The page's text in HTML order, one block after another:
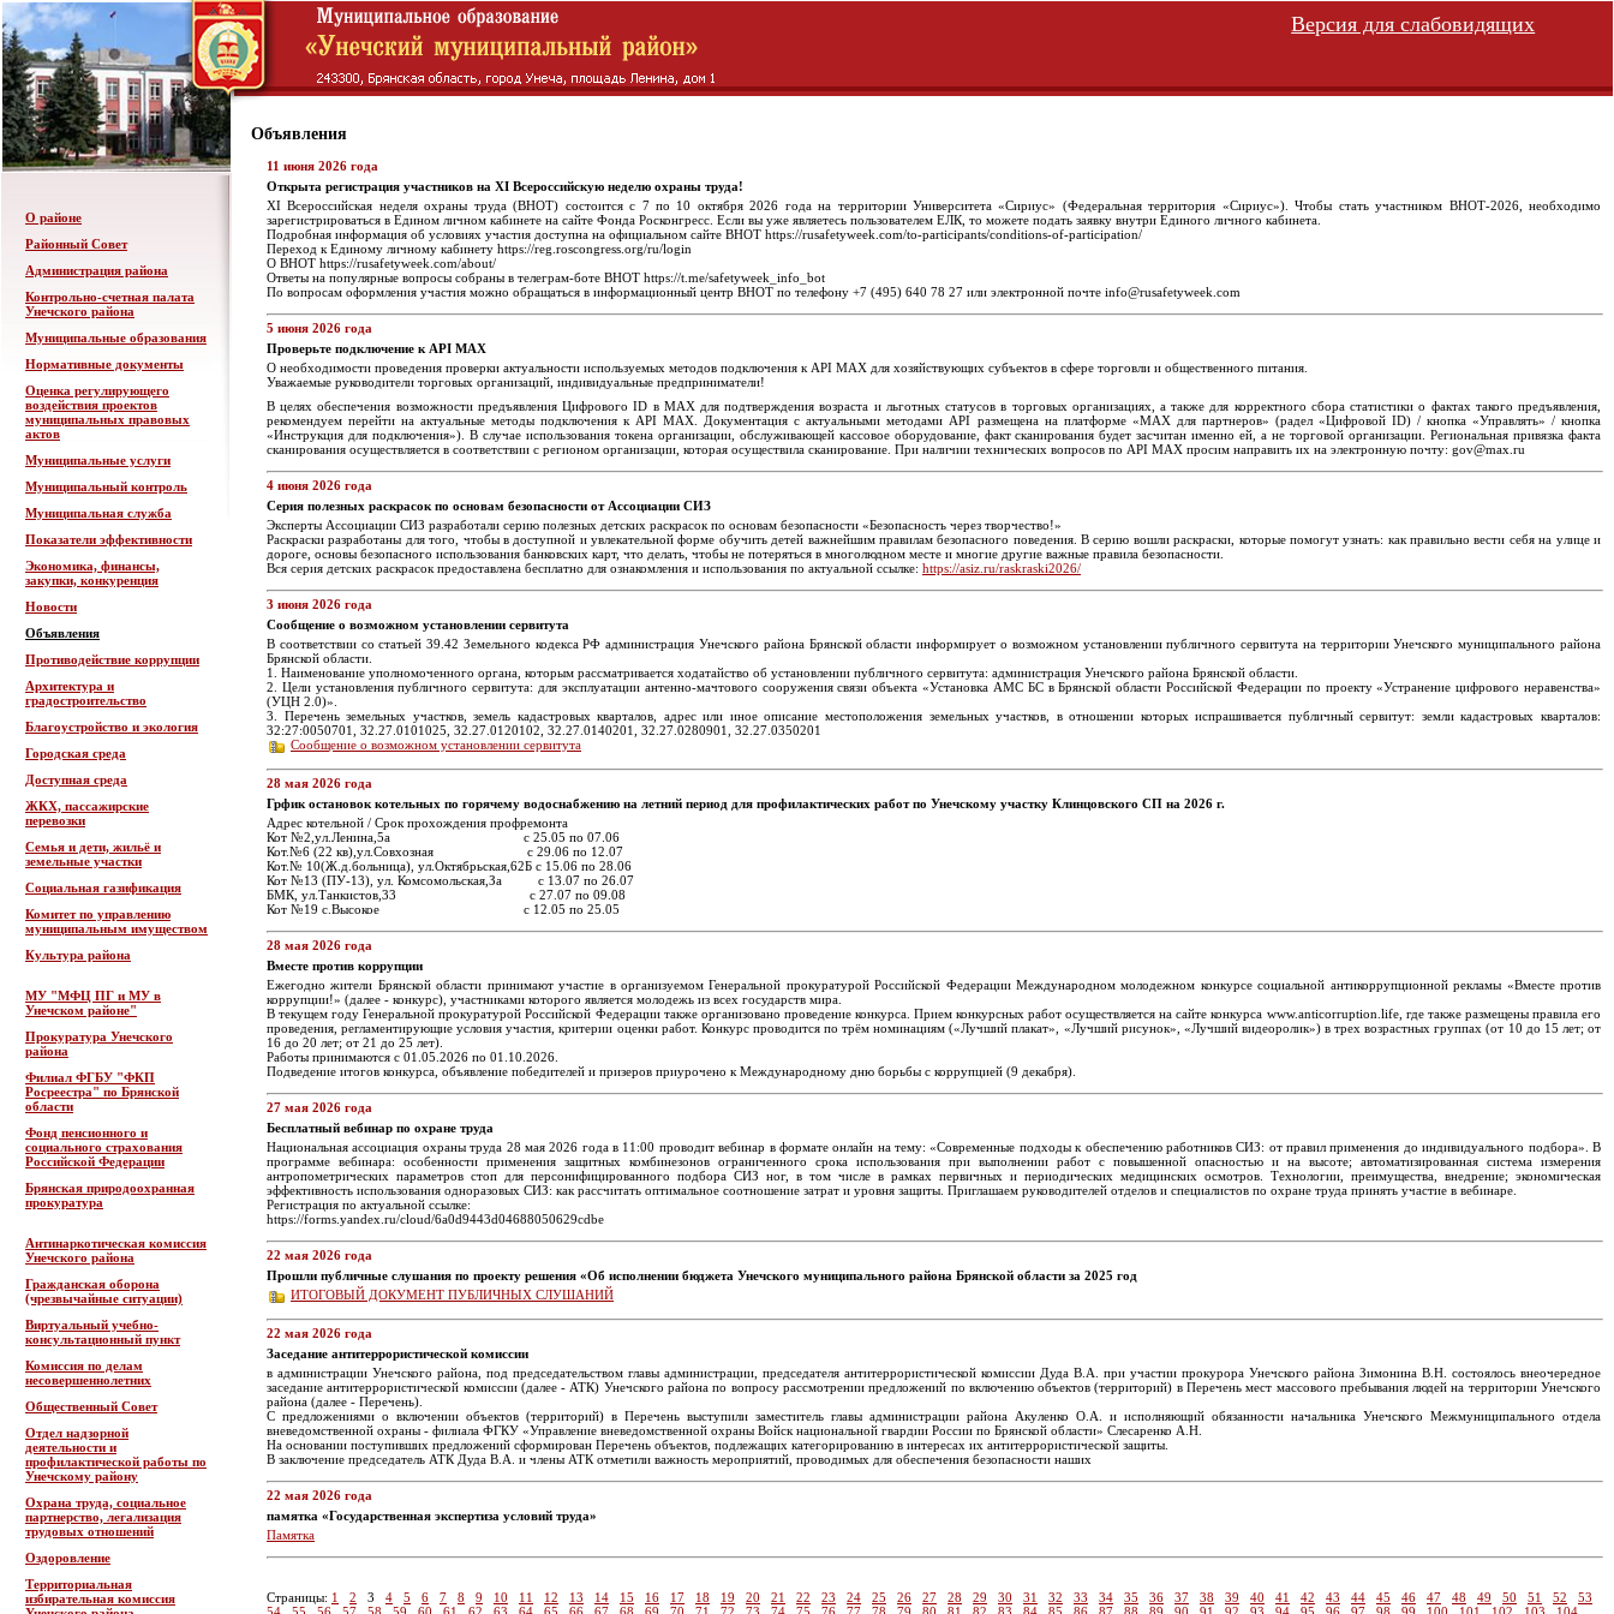
Версия для слабовидящих
О районе
Районный Совет
Администрация района
Контрольно-счетная палата
Унечского района
Муниципальные образования
Нормативные документы
Оценка регулирующего
воздействия проектов
муниципальных правовых
актов
Муниципальные услуги
Муниципальный контроль
Муниципальная служба
Показатели эффективности
Экономика, финансы,
закупки, конкуренция
Новости
Объявления
Противодействие коррупции
Архитектура и
градостроительство
Благоустройство и экология
Городская среда
Доступная среда
ЖКХ, пассажирские
перевозки
Семья и дети, жильё и
земельные участки
Социальная газификация
Комитет по управлению
муниципальным имуществом
Культура района
МУ "МФЦ ПГ и МУ в
Унечском районе"
Прокуратура Унечского
района
Филиал ФГБУ "ФКП
Росреестра" по Брянской
области
Фонд пенсионного и
социального страхования
Российской Федерации
Брянская природоохранная
прокуратура
Антинаркотическая комиссия
Унечского района
Гражданская оборона
(чрезвычайные ситуации)
Виртуальный учебно-
консультационный пункт
Комиссия по делам
несовершеннолетних
Общественный Совет
Отдел надзорной
деятельности и
профилактической работы по
Унечскому району
Охрана труда, социальное
партнерство, легализация
трудовых отношений
Оздоровление
Территориальная
избирательная комиссия
Объявления
11 июня 2026 года
Открыта регистрация участников на XI Всероссийскую неделю охраны труда!
XI Всероссийская неделя охраны труда (ВНОТ) состоится с 7 по 10 октября 2026 года на территории Университета «Сириус» (Федеральная территория «Сириус»). Чтобы стать участником ВНОТ-2026, необходимо
зарегистрироваться в Едином личном кабинете на сайте Фонда Росконгресс. Если вы уже являетесь пользователем ЕЛК, то можете подать заявку внутри Единого личного кабинета.
Подробная информация об условиях участия доступна на официальном сайте ВНОТ https://rusafetyweek.com/to-participants/conditions-of-participation/
Переход к Единому личному кабинету https://reg.roscongress.org/ru/login
О ВНОТ https://rusafetyweek.com/about/
Ответы на популярные вопросы собраны в телеграм-боте ВНОТ https://t.me/safetyweek_info_bot
По вопросам оформления участия можно обращаться в информационный центр ВНОТ по телефону +7 (495) 640 78 27 или электронной почте info@rusafetyweek.com
5 июня 2026 года
Проверьте подключение к API МАХ
О необходимости проведения проверки актуальности используемых методов подключения к API MAX для хозяйствующих субъектов в сфере торговли и общественного питания.
Уважаемые руководители торговых организаций, индивидуальные предприниматели!
В целях обеспечения возможности предъявления Цифрового ID в МАХ для подтверждения возраста и льготных статусов в торговых организациях, а также для корректного сбора статистики о фактах такого предъявления,
рекомендуем перейти на актуальные методы подключения к API MAX. Документация с актуальными методами API размещена на платформе «MAX для партнеров» (радел «Цифровой ID) / кнопка «Управлять» / кнопка
«Инструкция для подключения»). В случае использования токена организации, обслуживающей кассовое оборудование, факт сканирования будет засчитан именно ей, а не торговой организации. Региональная привязка факта
сканирования осуществляется в соответствии с регионом организации, которая осуществила сканирование. При наличии технических вопросов по API MAX просим направить их на электронную почту: gov@max.ru
4 июня 2026 года
Серия полезных раскрасок по основам безопасности от Ассоциации СИЗ
Эксперты Ассоциации СИЗ разработали серию полезных детских раскрасок по основам безопасности «Безопасность через творчество!»
Раскраски разработаны для того, чтобы в доступной и увлекательной форме обучить детей важнейшим правилам безопасного поведения. В серию вошли раскраски, которые помогут узнать: как правильно вести себя на улице и
дороге, основы безопасного использования банковских карт, что делать, чтобы не потеряться в многолюдном месте и многие другие важные правила безопасности.
Вся серия детских раскрасок предоставлена бесплатно для ознакомления и использования по актуальной ссылке: https://asiz.ru/raskraski2026/
3 июня 2026 года
Сообщение о возможном установлении сервитута
В соответствии со статьей 39.42 Земельного кодекса РФ администрация Унечского района Брянской области информирует о возможном установлении публичного сервитута на территории Унечского муниципального района
Брянской области.
1. Наименование уполномоченного органа, которым рассматривается ходатайство об установлении публичного сервитута: администрация Унечского района Брянской области.
2. Цели установления публичного сервитута: для эксплуатации антенно-мачтового сооружения связи объекта «Установка АМС БС в Брянской области Российской Федерации по проекту «Устранение цифрового неравенства»
(УЦН 2.0)».
3. Перечень земельных участков, земель кадастровых кварталов, адрес или иное описание местоположения земельных участков, в отношении которых испрашивается публичный сервитут: земли кадастровых кварталов:
32:27:0050701, 32.27.0101025, 32.27.0120102, 32.27.0140201, 32.27.0280901, 32.27.0350201
Сообщение о возможном установлении сервитута
28 мая 2026 года
Грфик остановок котельных по горячему водоснабжению на летний период для профилактических работ по Унечскому участку Клинцовского СП на 2026 г.
Адрес котельной / Срок прохождения профремонта
Кот №2,ул.Ленина,5а с 25.05 по 07.06
Кот.№6 (22 кв),ул.Совхозная с 29.06 по 12.07
Кот.№ 10(Ж.д.больница), ул.Октябрьская,62Б с 15.06 по 28.06
Кот №13 (ПУ-13), ул. Комсомольская,За с 13.07 по 26.07
БМК, ул.Танкистов,33 с 27.07 по 09.08
Кот №19 с.Высокое с 12.05 по 25.05
28 мая 2026 года
Вместе против коррупции
Ежегодно жители Брянской области принимают участие в организуемом Генеральной прокуратурой Российской Федерации Международном молодежном конкурсе социальной антикоррупционной рекламы «Вместе против
коррупции!» (далее - конкурс), участниками которого является молодежь из всех государств мира.
В текущем году Генеральной прокуратурой Российской Федерации также организовано проведение конкурса. Прием конкурсных работ осуществляется на сайте конкурса www.anticorruption.life, где также размещены правила его
проведения, регламентирующие условия участия, критерии оценки работ. Конкурс проводится по трём номинациям («Лучший плакат», «Лучший рисунок», «Лучший видеоролик») в трех возрастных группах (от 10 до 15 лет; от
16 до 20 лет; от 21 до 25 лет).
Работы принимаются с 01.05.2026 по 01.10.2026.
Подведение итогов конкурса, объявление победителей и призеров приурочено к Международному дню борьбы с коррупцией (9 декабря).
27 мая 2026 года
Бесплатный вебинар по охране труда
Национальная ассоциация охраны труда 28 мая 2026 года в 11:00 проводит вебинар в формате онлайн на тему: «Современные подходы к обеспечению работников СИЗ: от правил применения до индивидуального подбора». В
программе вебинара: особенности применения защитных комбинезонов ограниченного срока использования при выполнении работ с повышенной опасностью и на высоте; автоматизированная система измерения
антропометрических параметров стоп для персонифицированного подбора СИЗ ног, в том числе в рамках первичных и периодических медицинских осмотров. Технологии, преимущества, внедрение; экономическая
эффективность использования одноразовых СИЗ: как рассчитать оптимальное соотношение затрат и уровня защиты. Приглашаем руководителей отделов и специалистов по охране труда принять участие в вебинаре.
Регистрация по актуальной ссылке:
https://forms.yandex.ru/cloud/6a0d9443d04688050629cdbe
22 мая 2026 года
Прошли публичные слушания по проекту решения «Об исполнении бюджета Унечского муниципального района Брянской области за 2025 год
ИТОГОВЫЙ ДОКУМЕНТ ПУБЛИЧНЫХ СЛУШАНИЙ
22 мая 2026 года
Заседание антитеррористической комиссии
в администрации Унечского района, под председательством главы администрации, председателя антитеррористической комиссии Дуда В.А. при участии прокурора Унечского района Зимонина В.Н. состоялось внеочередное
заседание антитеррористической комиссии (далее - АТК) Унечского района по вопросу рассмотрении предложений по включению объектов (территорий) в Перечень мест массового пребывания людей на территории Унечского
района (далее - Перечень).
С предложениями о включении объектов (территорий) в Перечень выступили заместитель главы администрации района Акуленко О.А. и исполняющий обязанности начальника Унечского Межмуниципального отдела
вневедомственной охраны - филиала ФГКУ «Управление вневедомственной охраны Войск национальной гвардии России по Брянской области» Слесаренко А.Н.
На основании поступивших предложений сформирован Перечень объектов, подлежащих категорированию в интересах их антитеррористической защиты.
В заключение председатель АТК Дуда В.А. и члены АТК отметили важность мероприятий, проводимых для обеспечения безопасности наших
22 мая 2026 года
памятка «Государственная экспертиза условий труда»
Памятка
Страницы: 1 2 3 4 5 6 7 8 9 10 11 12 13 14 15 16 17 18 19 20 21 22 23 24 25 26 27 28 29 30 31 32 33 34 35 36 37 38 39 40 41 42 43 44 45 46 47 48 49 50 51 52
53